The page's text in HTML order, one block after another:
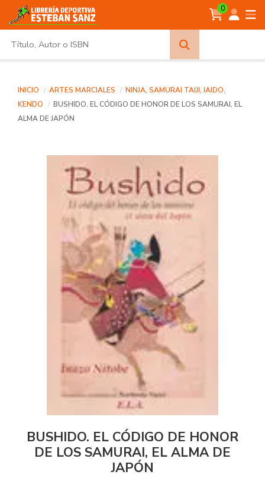
0
INICIO ARTES MARCIALES
NINJA, SAMURAI TAIJI, IAIDO,
KENDO
BUSHIDO. EL CÓDIGO DE HONOR DE LOS SAMURAI, EL
ALMA DE JAPÓN
BUSHIDO. EL CÓDIGO DE HONOR
DE LOS SAMURAI, EL ALMA DE
JAPÓN